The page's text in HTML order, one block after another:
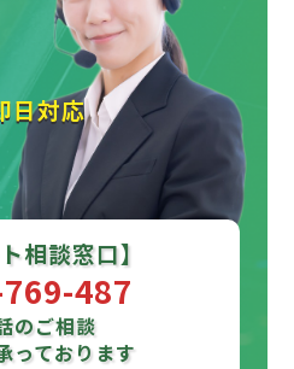
日対応
相談窓口】
487
のご相談
っております